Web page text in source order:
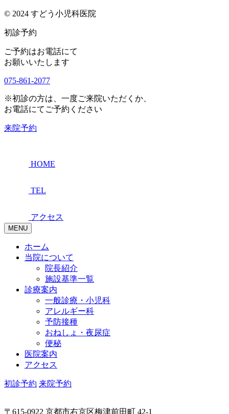
© 2024 すどう小児科医院
初診予約
ご予約はお電話にて
お願いいたします
075-861-2077
※初診の方は、一度ご来院いただくか、
お電話にてご予約ください
来院予約
HOME
TEL
アクセス
MENU
ホーム
当院について
院長紹介
施設基準一覧
診療案内
一般診療・小児科
アレルギー科
予防接種
おねしょ・夜尿症
便秘
医院案内
アクセス
初診予約 来院予約
〒615-0922 京都市右京区梅津前田町 42-1